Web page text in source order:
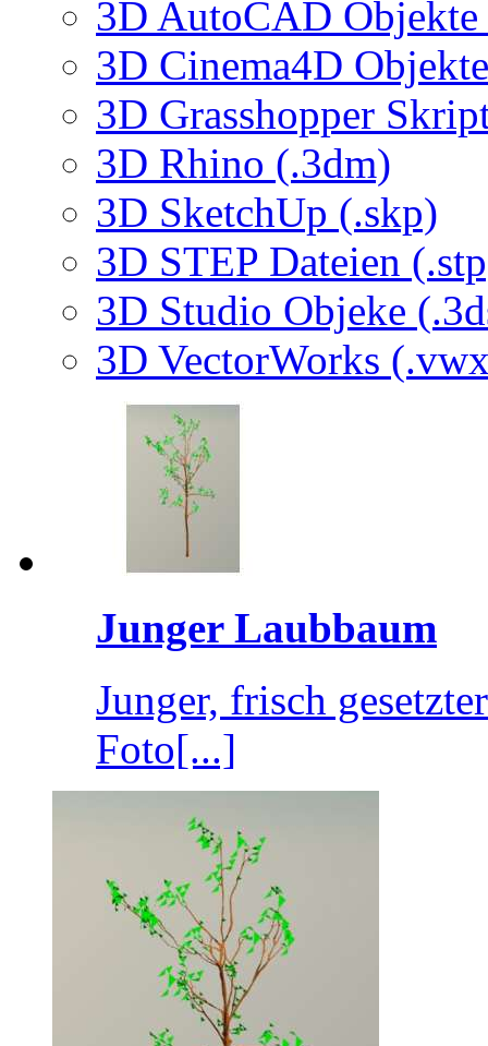
3D AutoCAD
3D Cinema4D
3D Grasshopper
3D Rhino (.3dm)
3D SketchUp (.skp)
3D STEP Dateien
3D Studio Objeke
3D VectorWorks
Junger Laubbaum
Junger, frisch
Foto[...]